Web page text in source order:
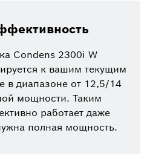
Condens 2300i W
к вашим текущим
в диапазоне от 12,5/14
мощности. Таким
работает даже
полная мощность.